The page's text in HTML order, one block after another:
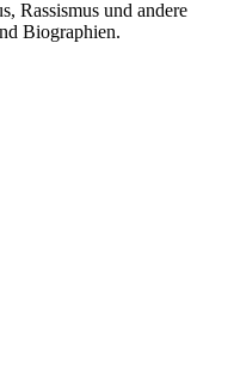
Rassismus und andere
Biographien.